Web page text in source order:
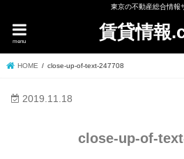
東京の不動産総合情報
賃貸情報
menu
HOME close-up-of-text-247708
2019.11.18
close-up-of-